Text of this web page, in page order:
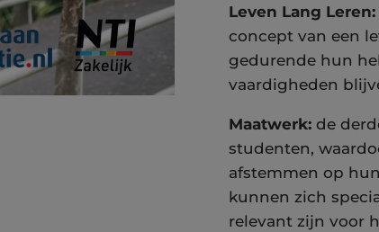
Leven Lang Leren:
concept van een
gedurende hun
vaardigheden
Maatwerk:de
studenten,
afstemmen op
kunnen zich
relevant zijn voor